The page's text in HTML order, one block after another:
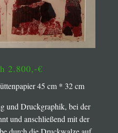
2.800,-€
45 cm * 32 cm
und Druckgraphik, bei der
und anschließend mit der